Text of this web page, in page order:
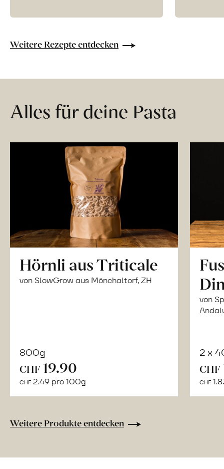
Weitere Rezepte entdecken
Alles für deine Pasta
Hörnli aus Triticale
von SlowGrow aus Mönchaltorf, ZH
800g
CHF 19.90
CHF 2.49 pro 100g
von
2 x
CHF
CHF
Weitere Produkte entdecken